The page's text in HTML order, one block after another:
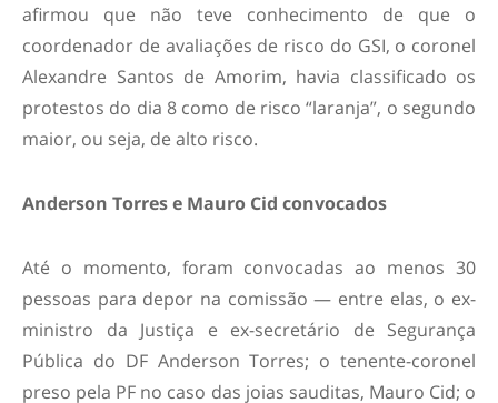
afirmou que não teve conhecimento de que o
coordenador de avaliações de risco do GSI, o coronel
Alexandre Santos de Amorim, havia classificado os
protestos do dia 8 como de risco “laranja”, o segundo
maior, ou seja, de alto risco.
Anderson Torres e Mauro Cid convocados
Até o momento, foram convocadas ao menos 30
pessoas para depor na comissão — entre elas, o ex-
ministro da Justiça e ex-secretário de Segurança
Pública do DF Anderson Torres; o tenente-coronel
preso pela PF no caso das joias sauditas, Mauro Cid; o